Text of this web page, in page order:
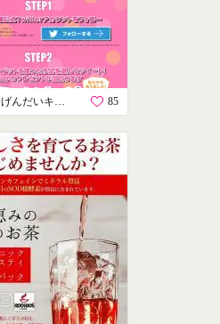
使い方むげんだいキャンペーン 85